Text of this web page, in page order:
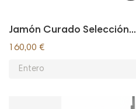
Jamón Curado Selección...
160,00 €